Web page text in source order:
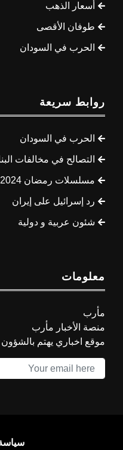
أسعار الذهب
طوفان الأقصى
الحرب في السودان
روابط سريعة
الحرب في السودان
التصالح في مخالفات
مسلسلات رمضان 2024
رد إسرائيل على إيران
شئون عربية و دولية
معلومات
مأرب
منصة الأخبار مأرب
موقع اخباري يهتم بالشؤون